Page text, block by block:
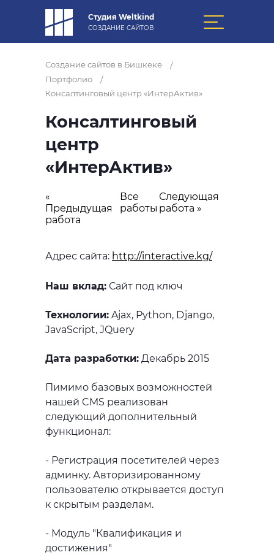
Студия Weltkind
СОЗДАНИЕ САЙТОВ
Создание сайтов в Бишкеке
/
Портфолио
/
Консалтинговый центр «ИнтерАктив»
Консалтинговый
центр
«ИнтерАктив»
«
Предыдущая
работа
Все
работы
Следующая
работа »
Адрес сайта: http://interactive.kg/
Наш вклад: Сайт под ключ
Технологии: Ajax, Python, Django,
JavaScript, JQuery
Дата разработки: Декабрь 2015
Пимимо базовых возможностей
нашей CMS реализован
следующий дополнительный
функционал:
- Регистрация посетителей через
админку. Авторизированному
пользователю открывается доступ
к скрытым разделам.
- Модуль "Квалификация и
достижения"